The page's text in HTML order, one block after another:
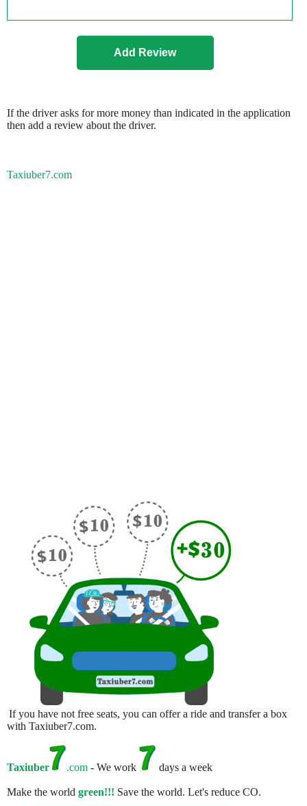
If the driver asks for more money than indicated in the application
then add a review about the driver.
Taxiuber7.com
If you have not free seats, you can offer a ride and transfer a box
with Taxiuber7.com.
Taxiuber .com - We work days a week
Make the world green!!! Save the world. Let's reduce CO.